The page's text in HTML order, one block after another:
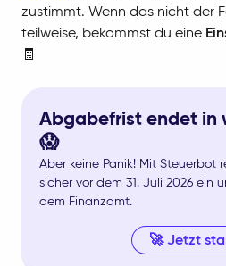
zustimmt. Wenn das nicht der
teilweise, bekommst du eine
🧾
Abgabefrist endet in
😱
Aber keine Panik! Mit Steuerbot
sicher vor dem 31. Juli 2026 ein
dem Finanzamt.
🚀 Jetzt